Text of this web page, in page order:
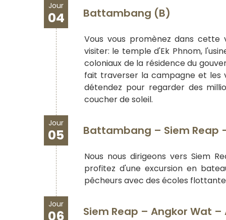
Jour
04 Battambang (B)
Vous vous promènez dans
visiter: le temple d'Ek Phnom,
coloniaux de la résidence du
fait traverser la campagne et les
détendez pour regarder des
coucher de soleil.
Jour
05 Battambang – Siem Reap
Nous nous dirigeons vers Siem
profitez d'une excursion en
pêcheurs avec des écoles
Jour
06 Siem Reap – Angkor Wat